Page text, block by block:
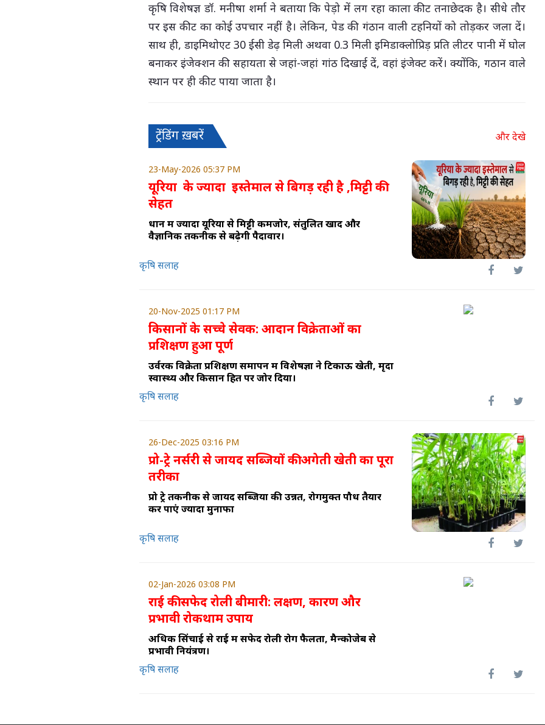
कृषि विशेषज्ञ डॉ. मनीषा शर्मा ने बताया कि पेड़ो में लग रहा काला कीट तनाछेदक है। सीधे तौर
पर इस कीट का कोई उपचार नहीं है। लेकिन, पेड की गंठान वाली टहनियों को तोड़कर जला दें।
साथ ही, डाइमिथोएट 30 ईसी डेढ़ मिली अथवा 0.3 मिली इमिडाक्लोप्रिड़ प्रति लीटर पानी में घोल
बनाकर इंजेक्शन की सहायता से जहां-जहां गांठ दिखाई दें, वहां इंजेक्ट करें। क्योंकि, गठान वाले
स्थान पर ही कीट पाया जाता है।
ट्रेंडिंग ख़बरें और देखे
23-May-2026 05:37 PM
यूरिया के ज्यादा इस्तेमाल से बिगड़ रही है ,मिट्टी की
सेहत
धान में ज्यादा यूरिया से मिट्टी कमजोर, संतुलित खाद और
वैज्ञानिक तकनीक से बढ़ेगी पैदावार।
कृषि सलाह
20-Nov-2025 01:17 PM
किसानों के सच्चे सेवक: आदान विक्रेताओं का
प्रशिक्षण हुआ पूर्ण
उर्वरक विक्रेता प्रशिक्षण समापन में विशेषज्ञों ने टिकाऊ खेती, मृदा
स्वास्थ्य और किसान हित पर जोर दिया।
कृषि सलाह
26-Dec-2025 03:16 PM
प्रो-ट्रे नर्सरी से जायद सब्जियों की अगेती खेती का पूरा
तरीका
प्रो ट्रे तकनीक से जायद सब्जियों की उन्नत, रोगमुक्त पौध तैयार
कर पाएं ज्यादा मुनाफा
कृषि सलाह
02-Jan-2026 03:08 PM
राई की सफेद रोली बीमारी: लक्षण, कारण और
प्रभावी रोकथाम उपाय
अधिक सिंचाई से राई में सफेद रोली रोग फैलता, मैन्कोजेब से
प्रभावी नियंत्रण।
कृषि सलाह